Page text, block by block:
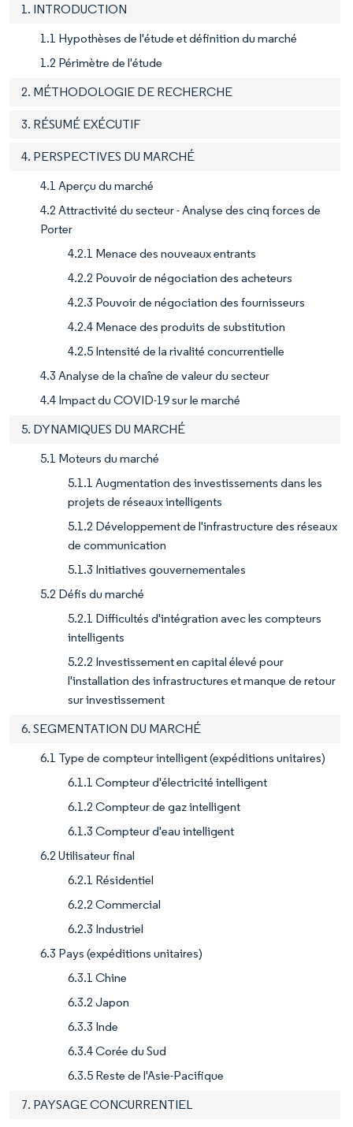
1. INTRODUCTION
1.1 Hypothèses de l'étude et définition du marché
1.2 Périmètre de l'étude
2. MÉTHODOLOGIE DE RECHERCHE
3. RÉSUMÉ EXÉCUTIF
4. PERSPECTIVES DU MARCHÉ
4.1 Aperçu du marché
4.2 Attractivité du secteur - Analyse des cinq forces de
Porter
4.2.1 Menace des nouveaux entrants
4.2.2 Pouvoir de négociation des acheteurs
4.2.3 Pouvoir de négociation des fournisseurs
4.2.4 Menace des produits de substitution
4.2.5 Intensité de la rivalité concurrentielle
4.3 Analyse de la chaîne de valeur du secteur
4.4 Impact du COVID-19 sur le marché
5. DYNAMIQUES DU MARCHÉ
5.1 Moteurs du marché
5.1.1 Augmentation des investissements dans les
projets de réseaux intelligents
5.1.2 Développement de l'infrastructure des réseaux
de communication
5.1.3 Initiatives gouvernementales
5.2 Défis du marché
5.2.1 Difficultés d'intégration avec les compteurs
intelligents
5.2.2 Investissement en capital élevé pour
l'installation des infrastructures et manque de retour
sur investissement
6. SEGMENTATION DU MARCHÉ
6.1 Type de compteur intelligent (expéditions unitaires)
6.1.1 Compteur d'électricité intelligent
6.1.2 Compteur de gaz intelligent
6.1.3 Compteur d'eau intelligent
6.2 Utilisateur final
6.2.1 Résidentiel
6.2.2 Commercial
6.2.3 Industriel
6.3 Pays (expéditions unitaires)
6.3.1 Chine
6.3.2 Japon
6.3.3 Inde
6.3.4 Corée du Sud
6.3.5 Reste de l'Asie-Pacifique
7. PAYSAGE CONCURRENTIEL